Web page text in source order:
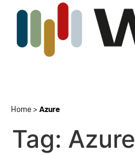
Home>Azure
Tag: Azure